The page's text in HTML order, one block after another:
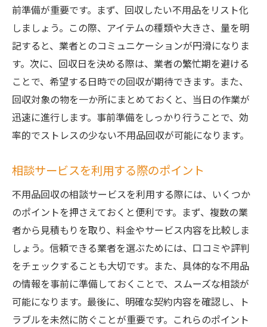
前準備が重要です。まず、回収したい不用品をリスト化
しましょう。この際、アイテムの種類や大きさ、量を明
記すると、業者とのコミュニケーションが円滑になりま
す。次に、回収日を決める際は、業者の繁忙期を避ける
ことで、希望する日時での回収が期待できます。また、
回収対象の物を一か所にまとめておくと、当日の作業が
迅速に進行します。事前準備をしっかり行うことで、効
率的でストレスの少ない不用品回収が可能になります。
相談サービスを利用する際のポイント
不用品回収の相談サービスを利用する際には、いくつか
のポイントを押さえておくと便利です。まず、複数の業
者から見積もりを取り、料金やサービス内容を比較しま
しょう。信頼できる業者を選ぶためには、口コミや評判
をチェックすることも大切です。また、具体的な不用品
の情報を事前に準備しておくことで、スムーズな相談が
可能になります。最後に、明確な契約内容を確認し、ト
ラブルを未然に防ぐことが重要です。これらのポイント